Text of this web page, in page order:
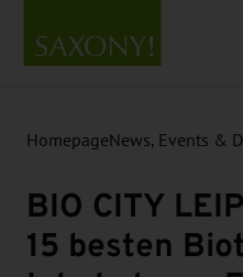
HomepageNews, Events &
BIO CITY
15 besten